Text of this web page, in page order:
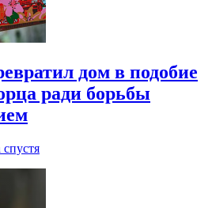
дом в подобие
ради борьбы
спустя